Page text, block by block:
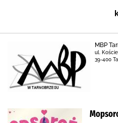
MBP
ul.
39-400